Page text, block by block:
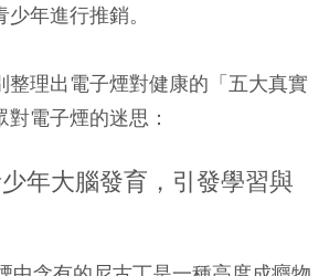
年進行推銷。
整理出電子煙對健康的「五大真實
電子煙的迷思：
年大腦發育，引發學習與